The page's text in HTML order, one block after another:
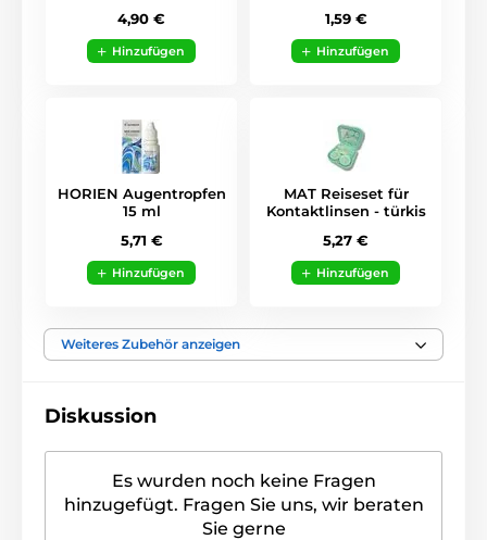
4,90 €
Hinzufügen
1,59 €
Hinzufügen
HORIEN Augentropfen
15 ml
5,71 €
Hinzufügen
MAT Reiseset für
Kontaktlinsen - türkis
5,27 €
Hinzufügen
Weiteres Zubehör anzeigen
Diskussion
Es wurden noch keine Fragen
hinzugefügt. Fragen Sie uns, wir beraten
Sie gerne